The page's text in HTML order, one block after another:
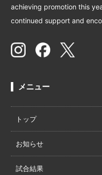
achieving promotion this
continued support and
メニュー
トップ
お知らせ
試合結果